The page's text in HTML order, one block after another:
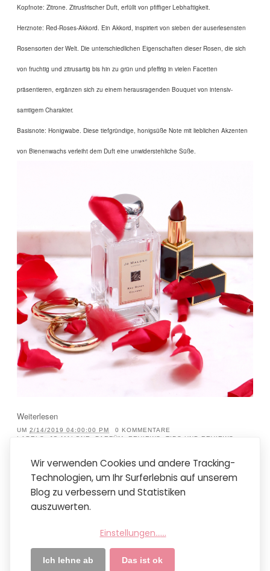
Kopfnote: Zitrone. Zitrusfrischer Duft, erfüllt von pfiffiger Lebhaftigkeit.
Herznote: Red-Roses-Akkord. Ein Akkord, inspiriert von sieben der auserlesensten
Rosensorten der Welt. Die unterschiedlichen Eigenschaften dieser Rosen, die sich
von fruchtig und zitrusartig bis hin zu grün und pfeffrig in vielen Facetten
präsentieren, ergänzen sich zu einem herausragenden Bouquet von intensiv-
samtigem Charakter.
Basisnote: Honigwabe. Diese tiefgründige, honigsüße Note mit lieblichen Akzenten
von Bienenwachs verleiht dem Duft eine unwiderstehliche Süße.
Weiterlesen
UM 2/14/2019 04:00:00 PM
0 KOMMENTARE
LABELS:
JO MALONE PARFÜM REVIEWS TIPS UND REVIEWS
Neuere Posts Ältere Posts
Startseite
Mobile Version anzeigen
Posts (Atom)
Wir verwenden Cookies und andere Tracking-
Technologien, um Ihr Surferlebnis auf unserem
Blog zu verbessern und Statistiken
auszuwerten.
Einstellungen......
Ich lehne ab Das ist ok